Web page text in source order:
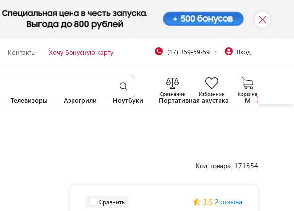
Контакты Хочу бонусную карту (17) 359-59-59 Вход
Сравнение Избранное Корзина
Телевизоры Аэрогрили Ноутбуки Портативная акустика
Код товара: 171354
Сравнить 3.5 2 отзыва